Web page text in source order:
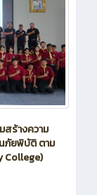
สร้างความ
ภัยพิบัติ ตาม
College)